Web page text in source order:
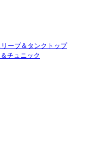
リーブ＆タンクトップ
チュニック